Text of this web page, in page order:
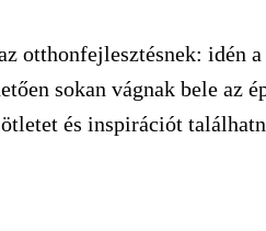
otthonfejlesztésnek: idén a
sokan vágnak bele az
és inspirációt